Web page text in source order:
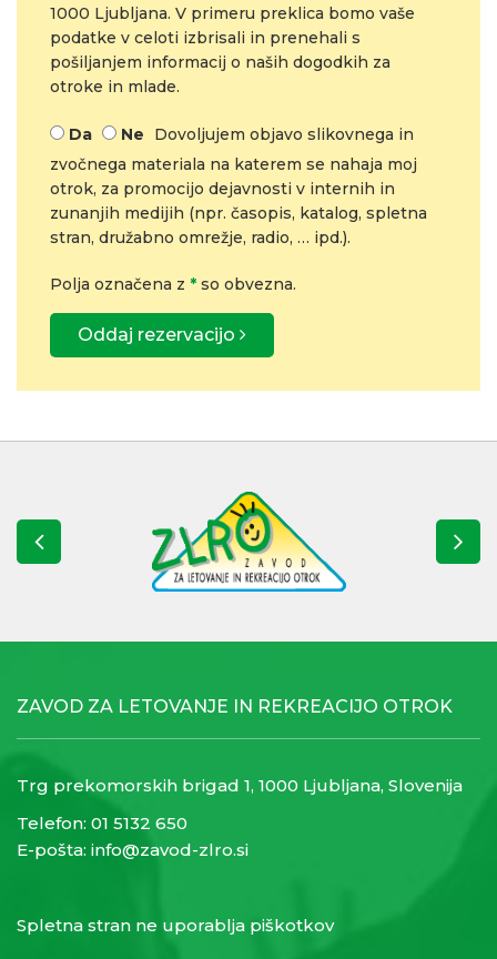
1000 Ljubljana. V primeru preklica bomo vaše
podatke v celoti izbrisali in prenehali s
pošiljanjem informacij o naših dogodkih za
otroke in mlade.
Da Ne
Dovoljujem objavo slikovnega in
zvočnega materiala na katerem se nahaja moj
otrok, za promocijo dejavnosti v internih in
zunanjih medijih (npr. časopis, katalog, spletna
stran, družabno omrežje, radio, … ipd.).
Polja označena z * so obvezna.
Oddaj rezervacijo
ZAVOD ZA LETOVANJE IN REKREACIJO OTROK
Trg prekomorskih brigad 1, 1000 Ljubljana, Slovenija
Telefon: 01 5132 650
E-pošta: info@zavod-zlro.si
Spletna stran ne uporablja piškotkov